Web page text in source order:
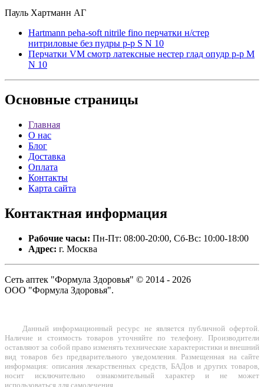
Пауль Хартманн АГ
Hartmann peha-soft nitrile fino перчатки н/стер
нитриловые без пудры p-р S N 10
Перчатки VM смотр латексные нестер глад опудр р-р M
N 10
Основные страницы
Главная
О нас
Блог
Доставка
Оплата
Контакты
Карта сайта
Контактная информация
Рабочие часы: Пн-Пт: 08:00-20:00, Сб-Вс: 10:00-18:00
Адрес: г. Москва
Сеть аптек "Формула Здоровья" © 2014 - 2026
ООО "Формула Здоровья".
Данный информационный ресурс не является публичной офертой.
Наличие и стоимость товаров уточняйте по телефону. Производители
оставляют за собой право изменять технические характеристики и внешний
вид товаров без предварительного уведомления. Размещенная на сайте
информация: описания лекарственных средств, БАДов и других товаров,
носит исключительно ознакомительный характер и не может
использоваться для самолечения.